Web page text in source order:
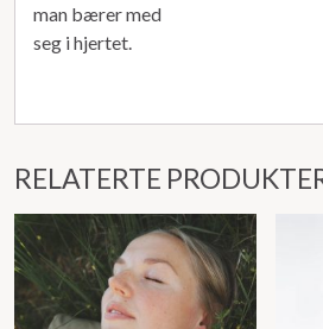
man bærer med
seg i hjertet.
RELATERTE